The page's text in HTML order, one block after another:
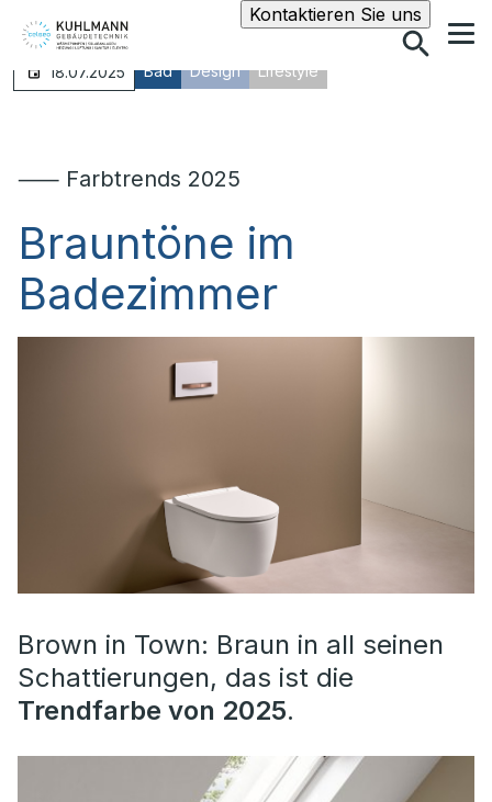
Kontaktieren Sie unsSuche
18.07.2025 Bad Design Lifestyle
⸺ Farbtrends 2025
Brauntöne im
Badezimmer
Brown in Town: Braun in all seinen
Schattierungen, das ist die
Trendfarbe von 2025.